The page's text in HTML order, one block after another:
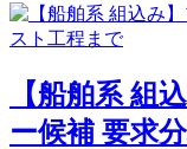
【船舶系 組
ー候補 要求